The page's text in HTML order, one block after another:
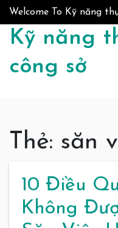
Skip to content
Welcome To Kỹ năng
Kỹ năng
công sở
Thẻ: săn
10 Điều
Không